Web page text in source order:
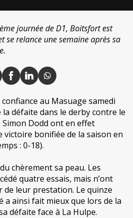
journée de D1, Boitsfort est
se relance une semaine après sa
au Masuage samedi
défaite dans le derby contre le
Dodd ont en effet
victoire bonifiée de la saison en
: 0-18).
chèrement sa peau. Les
quatre essais, mais n’ont
de leur prestation. Le quinze
a ainsi fait mieux que lors de la
défaite face à La Hulpe.